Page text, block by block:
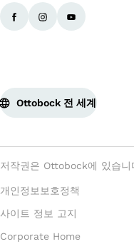
Ottobock 전 세계
저작권은 Ottobock에 있습니
개인정보보호정책
사이트 정보 고지
Corporate Home